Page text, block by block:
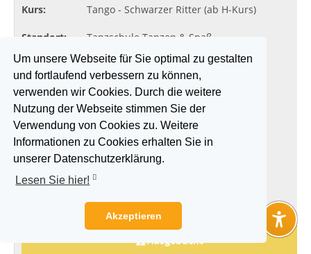
Um unsere Webseite für Sie optimal zu gestalten
und fortlaufend verbessern zu können,
verwenden wir Cookies. Durch die weitere
Nutzung der Webseite stimmen Sie der
Verwendung von Cookies zu. Weitere
Informationen zu Cookies erhalten Sie in
unserer Datenschutzerklärung.
Lesen Sie hier!
Akzeptieren